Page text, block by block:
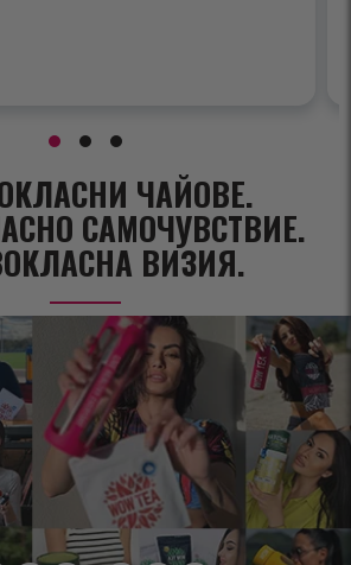
ЧАЙОВЕ.
САМОЧУВСТВИЕ.
ВИЗИЯ.